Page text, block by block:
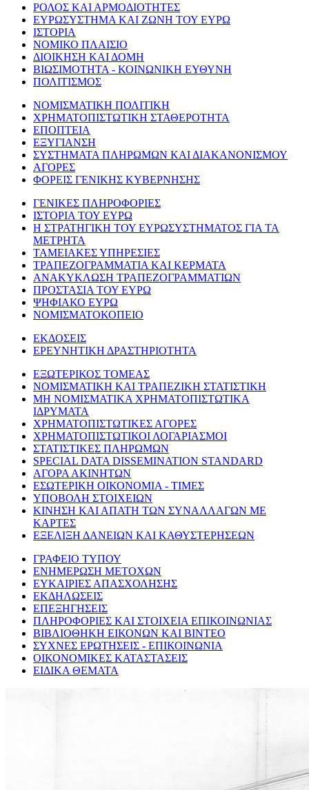
ΡΟΛΟΣ ΚΑΙ ΑΡΜΟΔΙΟΤΗΤΕΣ
ΕΥΡΩΣΥΣΤΗΜΑ ΚΑΙ ΖΩΝΗ ΤΟΥ ΕΥΡΩ
ΙΣΤΟΡΙΑ
ΝΟΜΙΚΟ ΠΛΑΙΣΙΟ
ΔΙΟΙΚΗΣΗ ΚΑΙ ΔΟΜΗ
ΒΙΩΣΙΜΟΤΗΤΑ - ΚΟΙΝΩΝΙΚΗ ΕΥΘΥΝΗ
ΠΟΛΙΤΙΣΜΟΣ
ΝΟΜΙΣΜΑΤΙΚΗ ΠΟΛΙΤΙΚΗ
ΧΡΗΜΑΤΟΠΙΣΤΩΤΙΚΗ ΣΤΑΘΕΡΟΤΗΤΑ
ΕΠΟΠΤΕΙΑ
ΕΞΥΓΙΑΝΣΗ
ΣΥΣΤΗΜΑΤΑ ΠΛΗΡΩΜΩΝ ΚΑΙ ΔΙΑΚΑΝΟΝΙΣΜΟΥ
ΑΓΟΡΕΣ
ΦΟΡΕΙΣ ΓΕΝΙΚΗΣ ΚΥΒΕΡΝΗΣΗΣ
ΓΕΝΙΚΕΣ ΠΛΗΡΟΦΟΡΙΕΣ
ΙΣΤΟΡΙΑ ΤΟΥ ΕΥΡΩ
Η ΣΤΡΑΤΗΓΙΚΗ ΤΟΥ ΕΥΡΩΣΥΣΤΗΜΑΤΟΣ ΓΙΑ ΤΑ
ΜΕΤΡΗΤΑ
ΤΑΜΕΙΑΚΕΣ ΥΠΗΡΕΣΙΕΣ
ΤΡΑΠΕΖΟΓΡΑΜΜΑΤΙΑ ΚΑΙ ΚΕΡΜΑΤΑ
ΑΝΑΚΥΚΛΩΣΗ ΤΡΑΠΕΖΟΓΡΑΜΜΑΤΙΩΝ
ΠΡΟΣΤΑΣΙΑ ΤΟΥ ΕΥΡΩ
ΨΗΦΙΑΚΟ ΕΥΡΩ
ΝΟΜΙΣΜΑΤΟΚΟΠΕΙΟ
ΕΚΔΟΣΕΙΣ
ΕΡΕΥΝΗΤΙΚΗ ΔΡΑΣΤΗΡΙΟΤΗΤΑ
ΕΞΩΤΕΡΙΚΟΣ ΤΟΜΕΑΣ
ΝΟΜΙΣΜΑΤΙΚΗ ΚΑΙ ΤΡΑΠΕΖΙΚΗ ΣΤΑΤΙΣΤΙΚΗ
ΜΗ ΝΟΜΙΣΜΑΤΙΚΑ ΧΡΗΜΑΤΟΠΙΣΤΩΤΙΚΑ
ΙΔΡΥΜΑΤΑ
ΧΡΗΜΑΤΟΠΙΣΤΩΤΙΚΕΣ ΑΓΟΡΕΣ
ΧΡΗΜΑΤΟΠΙΣΤΩΤΙΚΟΙ ΛΟΓΑΡΙΑΣΜΟΙ
ΣΤΑΤΙΣΤΙΚΕΣ ΠΛΗΡΩΜΩΝ
SPECIAL DATA DISSEMINATION STANDARD
ΑΓΟΡΑ ΑΚΙΝΗΤΩΝ
ΕΣΩΤΕΡΙΚΗ ΟΙΚΟΝΟΜΙΑ - ΤΙΜΕΣ
ΥΠΟΒΟΛΗ ΣΤΟΙΧΕΙΩΝ
ΚΙΝΗΣΗ ΚΑΙ ΑΠΑΤΗ ΤΩΝ ΣΥΝΑΛΛΑΓΩΝ ΜΕ
ΚΑΡΤΕΣ
ΕΞΕΛΙΞΗ ΔΑΝΕΙΩΝ ΚΑΙ ΚΑΘΥΣΤΕΡΗΣΕΩΝ
ΓΡΑΦΕΙΟ ΤΥΠΟΥ
ΕΝΗΜΕΡΩΣΗ ΜΕΤΟΧΩΝ
ΕΥΚΑΙΡΙΕΣ ΑΠΑΣΧΟΛΗΣΗΣ
ΕΚΔΗΛΩΣΕΙΣ
ΕΠΕΞΗΓΗΣΕΙΣ
ΠΛΗΡΟΦΟΡΙΕΣ ΚΑΙ ΣΤΟΙΧΕΙΑ ΕΠΙΚΟΙΝΩΝΙΑΣ
ΒΙΒΛΙΟΘΗΚΗ ΕΙΚΟΝΩΝ ΚΑΙ ΒΙΝΤΕΟ
ΣΥΧΝΕΣ ΕΡΩΤΗΣΕΙΣ - ΕΠΙΚΟΙΝΩΝΙΑ
ΟΙΚΟΝΟΜΙΚΕΣ ΚΑΤΑΣΤΑΣΕΙΣ
ΕΙΔΙΚΑ ΘΕΜΑΤΑ